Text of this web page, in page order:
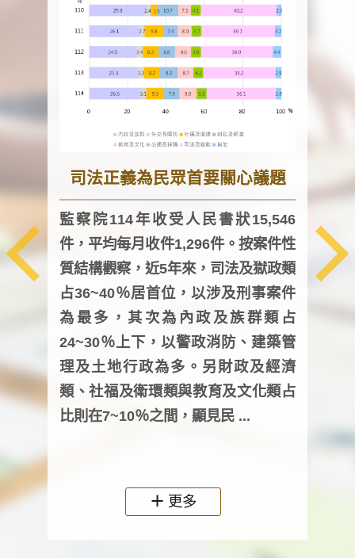
司法正義為民眾首要關心議題
監察院114年收受人民書狀15,546
件，平均每月收件1,296件。按案件性
質結構觀察，近5年來，司法及獄政類
占36~40％居首位，以涉及刑事案件
為最多，其次為內政及族群類占
24~30％上下，以警政消防、建築管
理及土地行政為多。另財政及經濟
類、社福及衛環類與教育及文化類占
比則在7~10％之間，顯見民 ...
監
均每
人
更多